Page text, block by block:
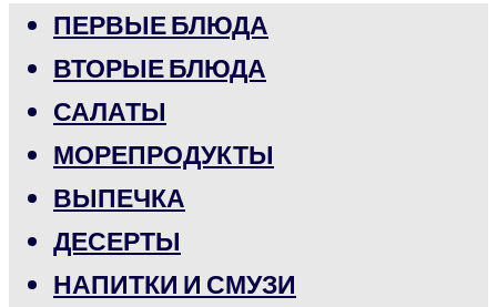
ПЕРВЫЕ БЛЮДА
ВТОРЫЕ БЛЮДА
САЛАТЫ
МОРЕПРОДУКТЫ
ВЫПЕЧКА
ДЕСЕРТЫ
НАПИТКИ И СМУЗИ